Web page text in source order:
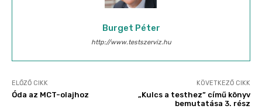
Burget Péter
http://www.testszerviz.hu
ELŐZŐ CIKK
Óda az MCT-olajhoz
KÖVETKEZŐ CIKK
„Kulcs a testhez” című könyv
bemutatása 3. rész